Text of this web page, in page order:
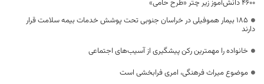
۴۶۰۰ دانش‌آموز زیر چتر «طرح حامی»
۱۸۵ بیمار هموفیلی در خراسان جنوبی تحت پوشش خدمات بیمه سلامت قرار
دارند
خانواده را مهمترین رکن پیشگیری از آسیب‌های اجتماعی
موضوع میراث فرهنگی، امری فرابخشی است